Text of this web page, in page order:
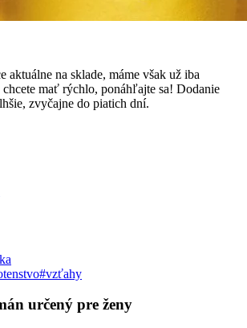
aktuálne na sklade, máme však už iba
mať rýchlo, ponáhľajte sa! Dodanie
zvyčajne do piatich dní.
#vzťahy
určený pre ženy